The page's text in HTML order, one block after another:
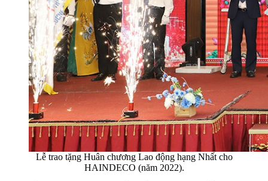
Lễ trao tặng Huân chương Lao động hạng Nhất cho
HAINDECO (năm 2022).